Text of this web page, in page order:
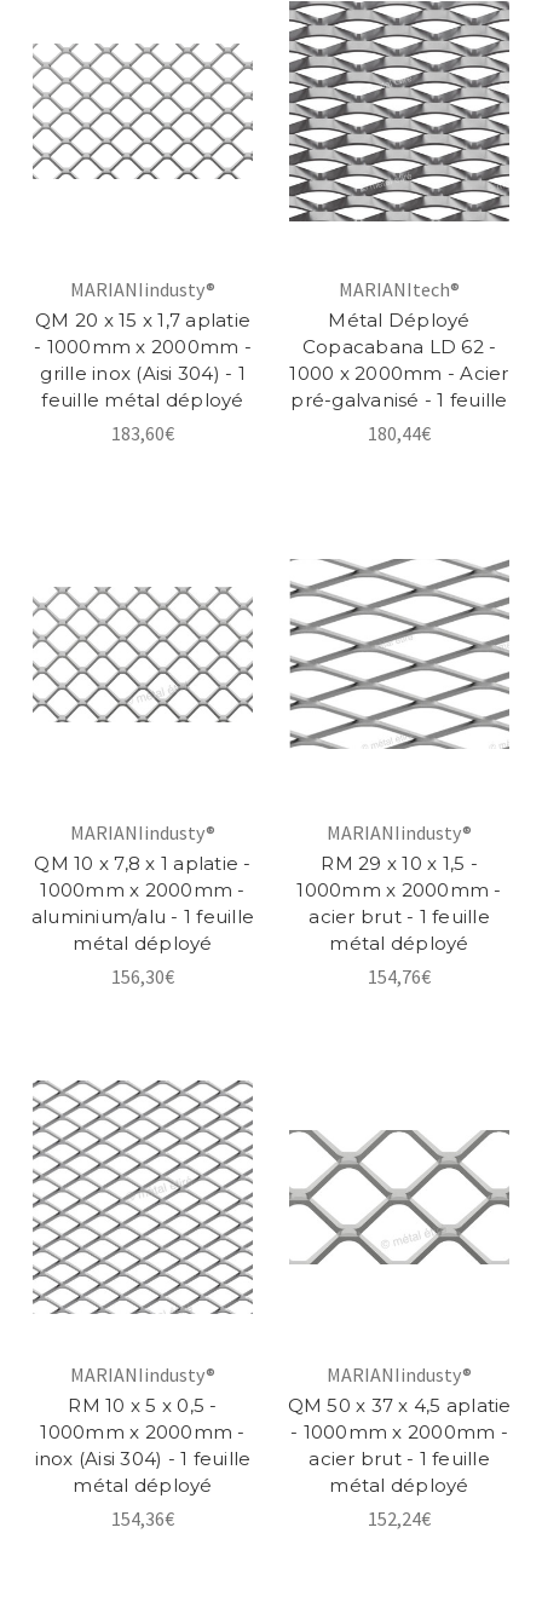
MARIANIindusty®
QM 20 x 15 x 1,7 aplatie
- 1000mm x 2000mm -
grille inox (Aisi 304) - 1
feuille métal déployé
183,60€
MARIANItech®
Métal Déployé
Copacabana LD 62 -
1000 x 2000mm - Acier
pré-galvanisé - 1 feuille
180,44€
MARIANIindusty®
QM 10 x 7,8 x 1 aplatie -
1000mm x 2000mm -
aluminium/alu - 1 feuille
métal déployé
156,30€
MARIANIindusty®
RM 29 x 10 x 1,5 -
1000mm x 2000mm -
acier brut - 1 feuille
métal déployé
154,76€
MARIANIindusty®
RM 10 x 5 x 0,5 -
1000mm x 2000mm -
inox (Aisi 304) - 1 feuille
métal déployé
154,36€
MARIANIindusty®
QM 50 x 37 x 4,5 aplatie
- 1000mm x 2000mm -
acier brut - 1 feuille
métal déployé
152,24€